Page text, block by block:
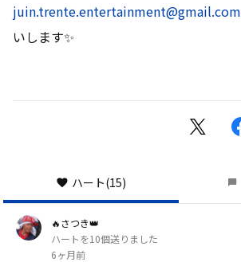
juin.trente.entertainment@gmail.com
いします✨
ハート(15)
🔥さつき👑
ハートを10個送りました
6ヶ月前